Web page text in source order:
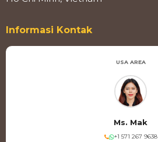
Informasi Kontak
USA AREA
Ms. Mak
+1 571 267 9638